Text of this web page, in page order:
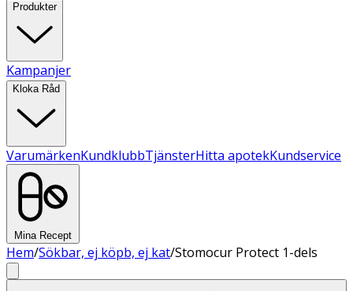
Produkter
Kampanjer
Kloka Råd
VarumärkenKundklubbTjänsterHitta apotekKundservice
Mina Recept
Hem/Sökbar, ej köpb, ej kat/Stomocur Protect 1-dels